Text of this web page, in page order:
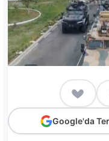
Google'da